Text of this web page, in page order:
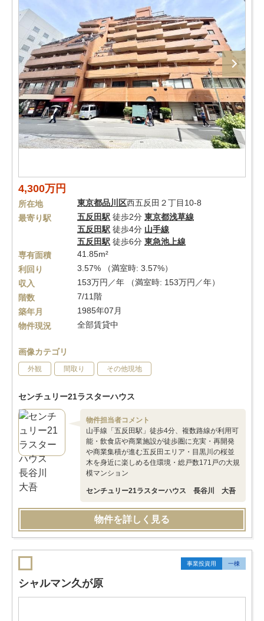
4,300万円
所在地 東京都品川区西五反田２丁目10-8
最寄り駅
五反田駅 徒歩2分 東京都浅草線
五反田駅 徒歩4分 山手線
五反田駅 徒歩6分 東急池上線
専有面積
41.85m²
利回り
3.57% （満室時: 3.57%）
収入
153万円／年 （満室時: 153万円／年）
階数
7/11階
築年月
1985年07月
物件現況
全部賃貸中
画像カテゴリ
外観 間取り その他現地
センチュリー21ラスターハウス
物件担当者コメント
山手線「五反田駅」徒歩4分、複数路線が利用可
能・飲食店や商業施設が徒歩圏に充実・再開発
や商業集積が進む五反田エリア・目黒川の桜並
木を身近に楽しめる住環境・総戸数171戸の大規
模マンション
センチュリー21ラスターハウス 長谷川 大吾
物件を詳しく見る
事業投資用 一棟
シャルマン久が原